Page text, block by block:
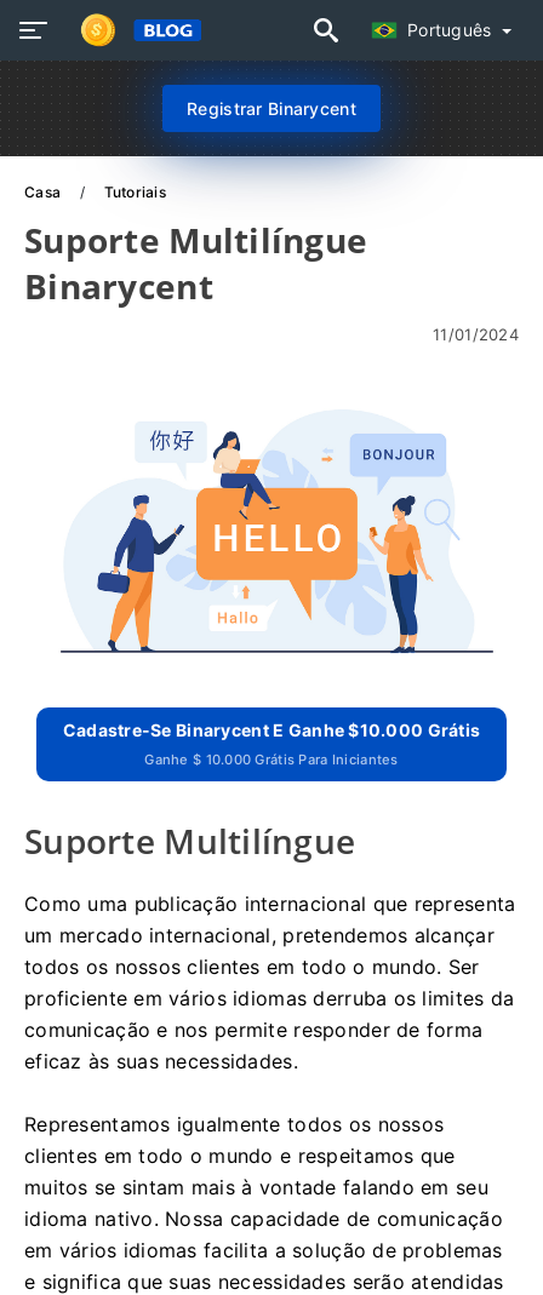
Português
Registrar Binarycent
Casa Tutoriais
Suporte Multilíngue
Binarycent
11/01/2024
Cadastre-Se Binarycent E Ganhe $10.000 Grátis
Ganhe $ 10.000 Grátis Para Iniciantes
Suporte Multilíngue
Como uma publicação internacional que representa
um mercado internacional, pretendemos alcançar
todos os nossos clientes em todo o mundo. Ser
proficiente em vários idiomas derruba os limites da
comunicação e nos permite responder de forma
eficaz às suas necessidades.
Representamos igualmente todos os nossos
clientes em todo o mundo e respeitamos que
muitos se sintam mais à vontade falando em seu
idioma nativo. Nossa capacidade de comunicação
em vários idiomas facilita a solução de problemas
e significa que suas necessidades serão atendidas